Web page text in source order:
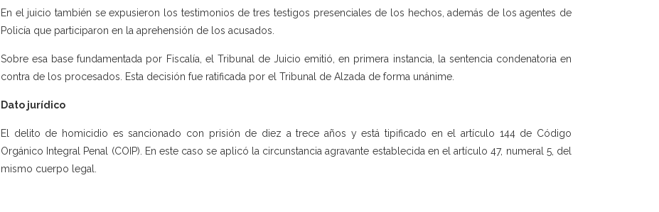
En el juicio también se expusieron los testimonios de tres testigos presenciales de los hechos, además de los agentes de
Policía que participaron en la aprehensión de los acusados.
Sobre esa base fundamentada por Fiscalía, el Tribunal de Juicio emitió, en primera instancia, la sentencia condenatoria en
contra de los procesados. Esta decisión fue ratificada por el Tribunal de Alzada de forma unánime.
Dato jurídico
El delito de homicidio es sancionado con prisión de diez a trece años y está tipificado en el artículo 144 de Código
Orgánico Integral Penal (COIP). En este caso se aplicó la circunstancia agravante establecida en el artículo 47, numeral 5, del
mismo cuerpo legal.